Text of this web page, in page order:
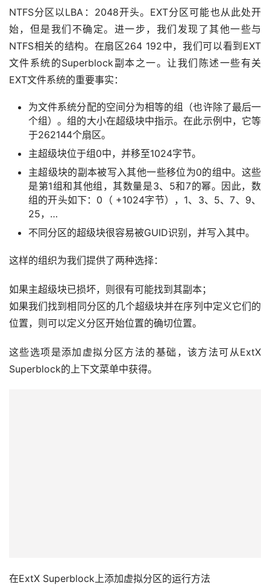
首
页
数
资
NTFS分区以LBA：2048开头。EXT分区可能也从此处开
始，但是我们不确定。进一步，我们发现了其他一些与
NTFS相关的结构。在扇区264 192中，我们可以看到EXT
文件系统的Superblock副本之一。让我们陈述一些有关
EXT文件系统的重要事实：
为文件系统分配的空间分为相等的组（也许除了最后一
个组）。组的大小在超级块中指示。在此示例中，它等
于262144个扇区。
主超级块位于组0中，并移至1024字节。
主超级块的副本被写入其他一些移位为0的组中。这些
是第1组和其他组，其数量是3、5和7的幂。因此，数
组的开头如下：0（ +1024字节），1、3、5、7、9、
25，…
不同分区的超级块很容易被GUID识别，并写入其中。
这样的组织为我们提供了两种选择：
如果主超级块已损坏，则很有可能找到其副本；
如果我们找到相同分区的几个超级块并在序列中定义它们的
位置，则可以定义分区开始位置的确切位置。
这些选项是添加虚拟分区方法的基础，该方法可从ExtX
Superblock的上下文菜单中获得。
在ExtX Superblock上添加虚拟分区的运行方法